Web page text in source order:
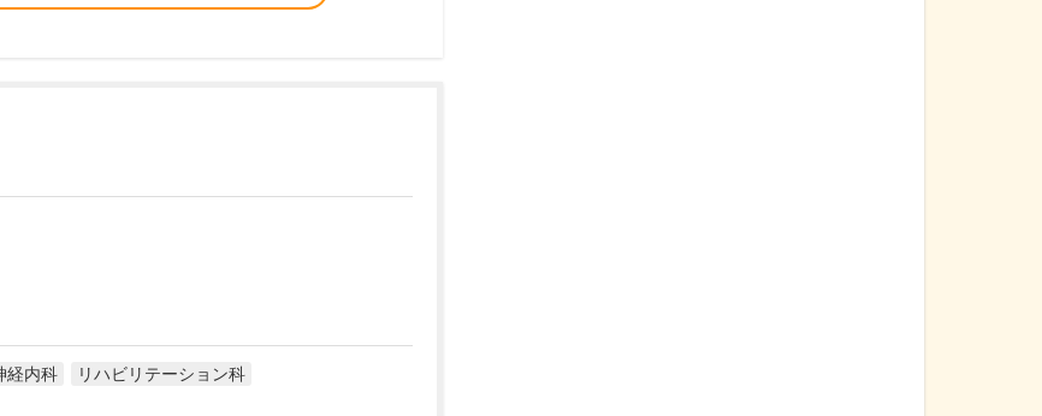
経内科 リハビリテーション科